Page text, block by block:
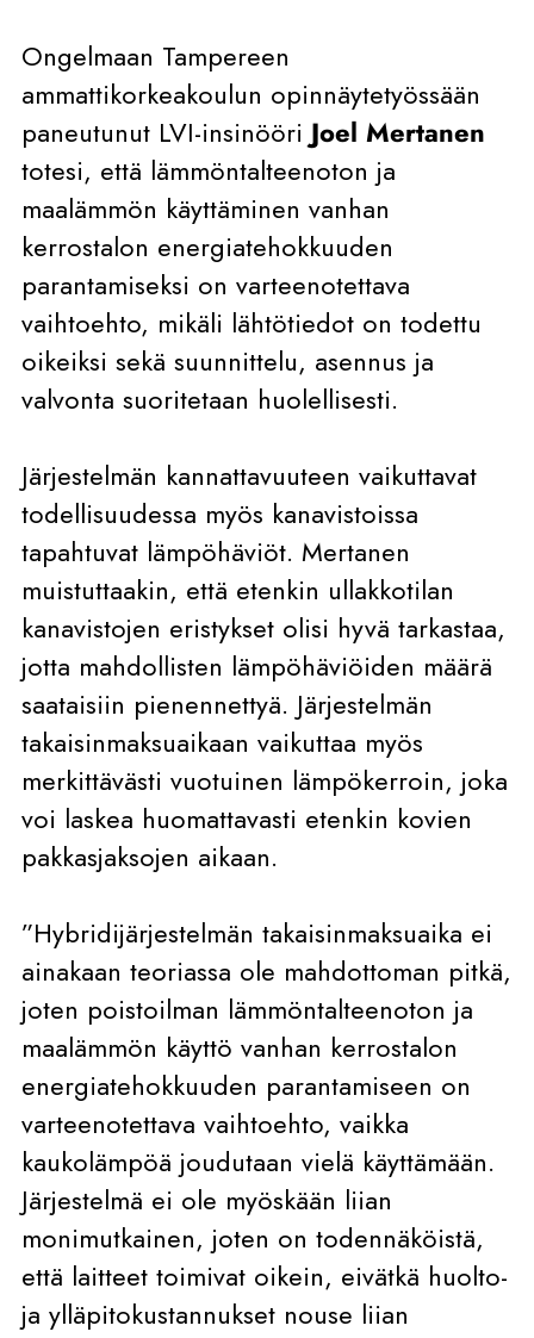
Ongelmaan Tampereen
ammattikorkeakoulun opinnäytetyössään
paneutunut LVI-insinööri Joel Mertanen
totesi, että lämmöntalteenoton ja
maalämmön käyttäminen vanhan
kerrostalon energiatehokkuuden
parantamiseksi on varteenotettava
vaihtoehto, mikäli lähtötiedot on todettu
oikeiksi sekä suunnittelu, asennus ja
valvonta suoritetaan huolellisesti.
Järjestelmän kannattavuuteen vaikuttavat
todellisuudessa myös kanavistoissa
tapahtuvat lämpöhäviöt. Mertanen
muistuttaakin, että etenkin ullakkotilan
kanavistojen eristykset olisi hyvä tarkastaa,
jotta mahdollisten lämpöhäviöiden määrä
saataisiin pienennettyä. Järjestelmän
takaisinmaksuaikaan vaikuttaa myös
merkittävästi vuotuinen lämpökerroin, joka
voi laskea huomattavasti etenkin kovien
pakkasjaksojen aikaan.
”Hybridijärjestelmän takaisinmaksuaika ei
ainakaan teoriassa ole mahdottoman pitkä,
joten poistoilman lämmöntalteenoton ja
maalämmön käyttö vanhan kerrostalon
energiatehokkuuden parantamiseen on
varteenotettava vaihtoehto, vaikka
kaukolämpöä joudutaan vielä käyttämään.
Järjestelmä ei ole myöskään liian
monimutkainen, joten on todennäköistä,
että laitteet toimivat oikein, eivätkä huolto-
ja ylläpitokustannukset nouse liian